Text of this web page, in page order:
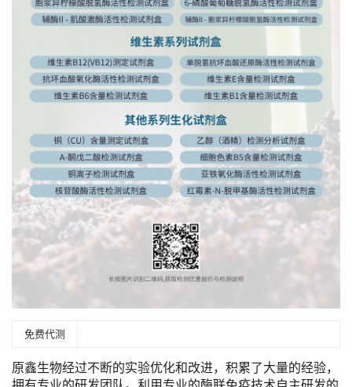
免费代测
原鑫生物经过不断的实验优化和改进，积累了大量的经验，